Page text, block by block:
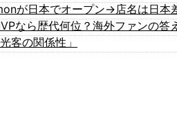
客の関係性」